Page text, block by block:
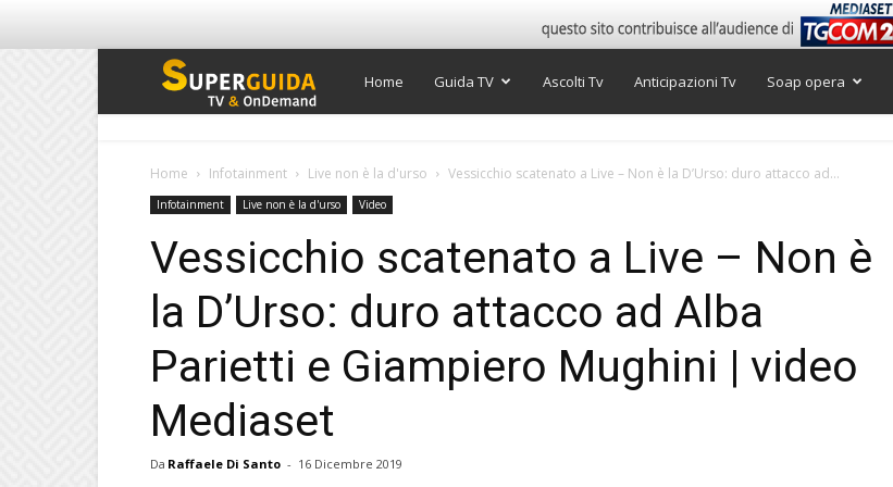
Super
TV
Home Guida TV Ascolti Tv Anticipazioni Tv Soap opera
Home Infotainment Live non è la d'urso Vessicchio scatenato a Live – Non è la D’Urso: duro attacco ad...
Infotainment Live non è la d'urso Video
Vessicchio scatenato a Live – Non è
la D’Urso: duro attacco ad Alba
Parietti e Giampiero Mughini | video
Mediaset
Da Raffaele Di Santo - 16 Dicembre 2019